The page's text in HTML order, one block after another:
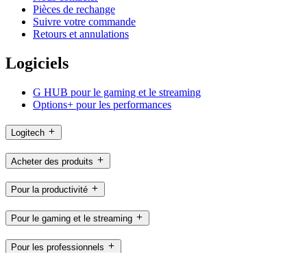
Pièces de rechange
Suivre votre commande
Retours et annulations
Logiciels
G HUB pour le gaming et le streaming
Options+ pour les performances
Logitech
Acheter des produits
Pour la productivité
Pour le gaming et le streaming
Pour les professionnels